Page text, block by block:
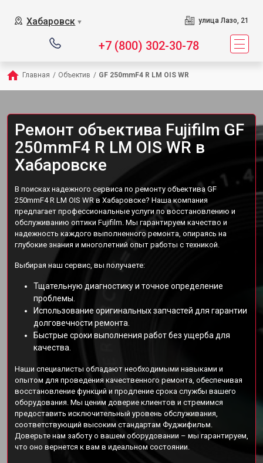
Хабаровск ▼ улица Лазо, 21
+7 (800) 302-30-78
Главная / Объектив / GF 250mmF4 R LM OIS WR
Ремонт объектива Fujifilm GF
250mmF4 R LM OIS WR в
Хабаровске
В поисках надежного сервиса по ремонту объектива GF
250mmF4 R LM OIS WR в Хабаровске? Наша компания
предлагает профессиональные услуги по восстановлению и
обслуживанию оптики Fujifilm. Мы гарантируем качество и
надежность каждого выполненного ремонта, опираясь на
глубокие знания и многолетний опыт работы с техникой.
Выбирая наш сервис, вы получаете:
Тщательную диагностику и точное определение
проблемы.
Использование оригинальных запчастей для гарантии
долговечности ремонта.
Быстрые сроки выполнения работ без ущерба для
качества.
Наши специалисты обладают необходимыми навыками и
опытом для проведения качественного ремонта, обеспечивая
восстановление функций и продление срока службы вашего
оборудования. Мы ценим доверие клиентов и стремимся
предоставить исключительный уровень обслуживания,
соответствующий высоким стандартам Фуджифильм.
Доверьте нам заботу о вашем оборудовании – мы гарантируем,
что оно вернется к вам в идеальном состоянии.